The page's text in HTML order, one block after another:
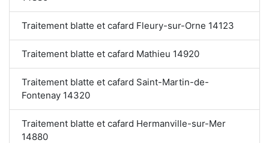
Traitement blatte et cafard Fleury-sur-Orne 14123
Traitement blatte et cafard Mathieu 14920
Traitement blatte et cafard Saint-Martin-de-
Fontenay 14320
Traitement blatte et cafard Hermanville-sur-Mer
14880